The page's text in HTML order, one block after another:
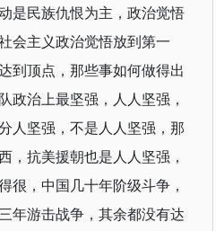
是民族仇恨为主，政治觉悟
会主义政治觉悟放到第一
到顶点，那些事如何做得出
政治上最坚强，人人坚强，
人坚强，不是人人坚强，那
，抗美援朝也是人人坚强，
很，中国几十年阶级斗争，
年游击战争，其余都没有达